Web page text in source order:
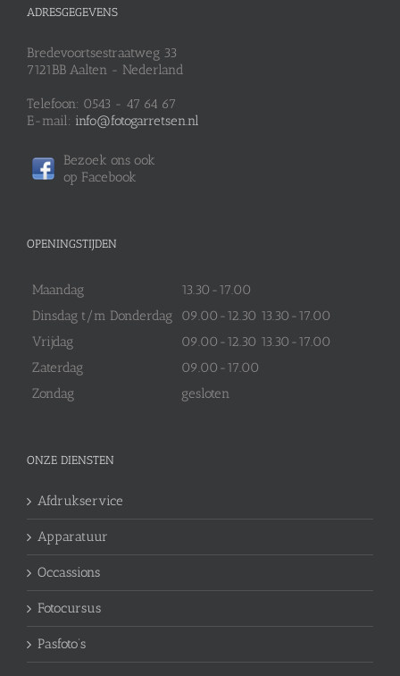
ADRESGEGEVENS
Bredevoortsestraatweg 33
7121BB Aalten - Nederland
Telefoon: 0543 - 47 64 67
E-mail: info@fotogarretsen.nl
Bezoek ons ook
op Facebook
OPENINGSTIJDEN
Maandag
13.30-17.00
Dinsdag t/m Donderdag
09.00-12.30 13.30-17.00
Vrijdag
09.00-12.30 13.30-17.00
Zaterdag
09.00-17.00
Zondag
gesloten
ONZE DIENSTEN
Afdrukservice
Apparatuur
Occassions
Fotocursus
Pasfoto’s